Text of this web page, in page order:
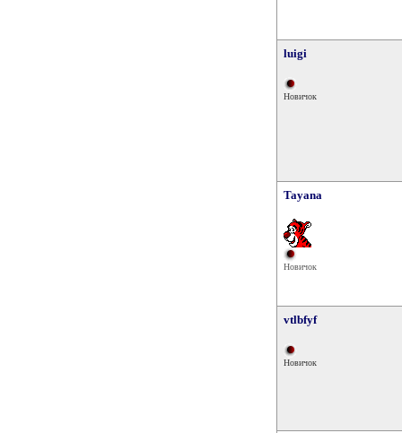
luigi
Новичок
Tayana
Новичок
vtlbfyf
Новичок